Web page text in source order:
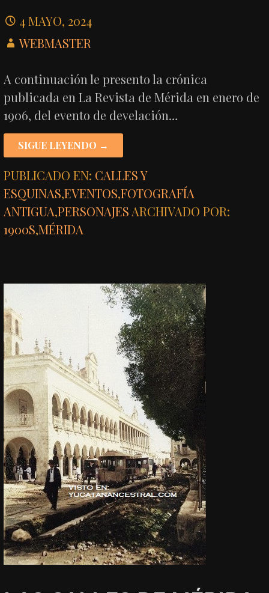
4 MAYO, 2024
WEBMASTER
A continuación le presento la crónica
publicada en La Revista de Mérida en enero de
1906, del evento de develación…
SIGUE LEYENDO →
PUBLICADO EN: CALLES Y
ESQUINAS,EVENTOS,FOTOGRAFÍA
ANTIGUA,PERSONAJES ARCHIVADO POR:
1900S,MÉRIDA